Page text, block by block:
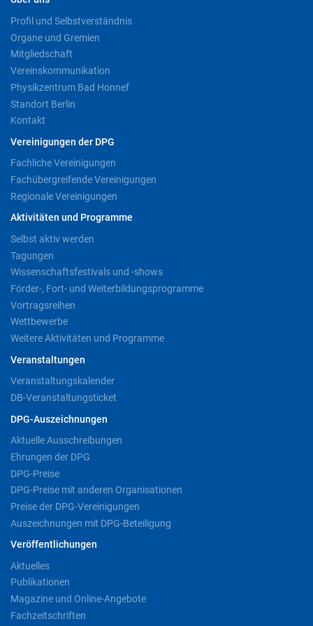
Profil und Selbstverständnis
Organe und Gremien
Mitgliedschaft
Vereinskommunikation
Physikzentrum Bad Honnef
Standort Berlin
Kontakt
Vereinigungen der DPG
Fachliche Vereinigungen
Fachübergreifende Vereinigungen
Regionale Vereinigungen
Aktivitäten und Programme
Selbst aktiv werden
Tagungen
Wissenschaftsfestivals und -shows
Förder-, Fort- und Weiterbildungsprogramme
Vortragsreihen
Wettbewerbe
Weitere Aktivitäten und Programme
Veranstaltungen
Veranstaltungskalender
DB-Veranstaltungsticket
DPG-Auszeichnungen
Aktuelle Ausschreibungen
Ehrungen der DPG
DPG-Preise
DPG-Preise mit anderen Organisationen
Preise der DPG-Vereinigungen
Auszeichnungen mit DPG-Beteiligung
Veröffentlichungen
Aktuelles
Publikationen
Magazine und Online-Angebote
Fachzeitschriften